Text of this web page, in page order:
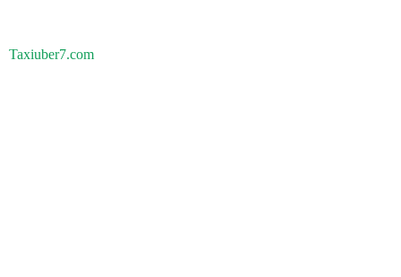
Taxiuber7.com